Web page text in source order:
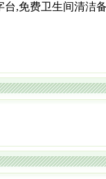
台,免费卫生间清洁